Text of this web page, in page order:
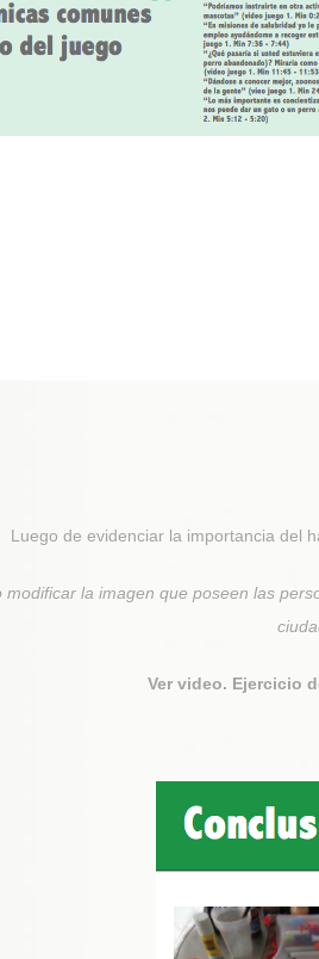
Luego de evidenciar la importancia del
modificar la imagen que poseen las
Ver video. Ejercicio